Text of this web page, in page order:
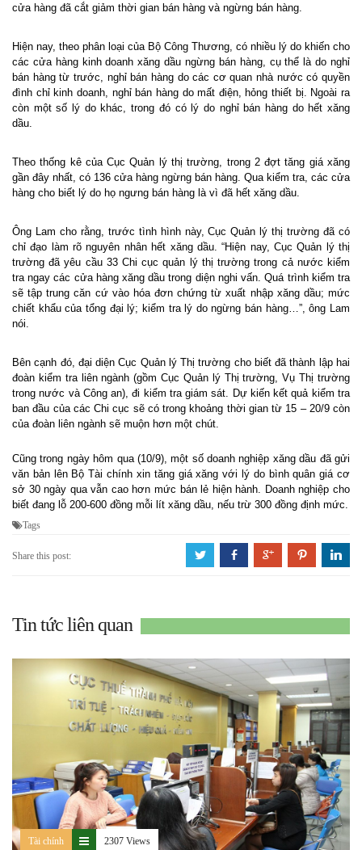
cửa hàng đã cắt giảm thời gian bán hàng và ngừng bán hàng.
Hiện nay, theo phân loại của Bộ Công Thương, có nhiều lý do khiến cho
các cửa hàng kinh doanh xăng dầu ngừng bán hàng, cụ thể là do nghỉ
bán hàng từ trước, nghỉ bán hàng do các cơ quan nhà nước có quyền
đình chỉ kinh doanh, nghỉ bán hàng do mất điện, hỏng thiết bị. Ngoài ra
còn một số lý do khác, trong đó có lý do nghỉ bán hàng do hết xăng
dầu.
Theo thống kê của Cục Quản lý thị trường, trong 2 đợt tăng giá xăng
gần đây nhất, có 136 cửa hàng ngừng bán hàng. Qua kiểm tra, các cửa
hàng cho biết lý do họ ngưng bán hàng là vì đã hết xăng dầu.
Ông Lam cho rằng, trước tình hình này, Cục Quản lý thị trường đã có
chỉ đạo làm rõ nguyên nhân hết xăng dầu. “Hiện nay, Cục Quản lý thị
trường đã yêu cầu 33 Chi cục quản lý thị trường trong cả nước kiểm
tra ngay các cửa hàng xăng dầu trong diện nghi vấn. Quá trình kiểm tra
sẽ tập trung căn cứ vào hóa đơn chứng từ xuất nhập xăng dầu; mức
chiết khẩu của tổng đại lý; kiểm tra lý do ngừng bán hàng…”, ông Lam
nói.
Bên cạnh đó, đại diện Cục Quản lý Thị trường cho biết đã thành lập hai
đoàn kiểm tra liên ngành (gồm Cục Quản lý Thị trường, Vụ Thị trường
trong nước và Công an), đi kiểm tra giám sát. Dự kiến kết quả kiểm tra
ban đầu của các Chi cục sẽ có trong khoảng thời gian từ 15 – 20/9 còn
của đoàn liên ngành sẽ muộn hơn một chút.
Cũng trong ngày hôm qua (10/9), một số doanh nghiệp xăng dầu đã gửi
văn bản lên Bộ Tài chính xin tăng giá xăng với lý do bình quân giá cơ
sở 30 ngày qua vẫn cao hơn mức bán lẻ hiện hành. Doanh nghiệp cho
biết đang lỗ 200-600 đồng mỗi lít xăng dầu, nếu trừ 300 đồng định mức.
Tags
Share this post: a b c d j
Tin tức liên quan
Tài chính 2307 Views